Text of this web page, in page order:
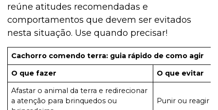
reúne atitudes recomendadas e
comportamentos que devem ser evitados
nesta situação. Use quando precisar!
Cachorro comendo terra: guia rápido de como agir
O que fazer
O que evitar
Afastar o animal da terra e redirecionar
a atenção para brinquedos ou
Punir ou reagir